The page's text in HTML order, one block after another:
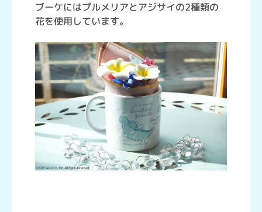
ブーケにはプルメリアとアジサイの2種類の
花を使用しています。